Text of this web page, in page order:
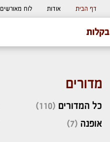
דף הבית אודות לוח מאורשים
בקלות
מדורים
כל המדורים (110)
אופנה (7)